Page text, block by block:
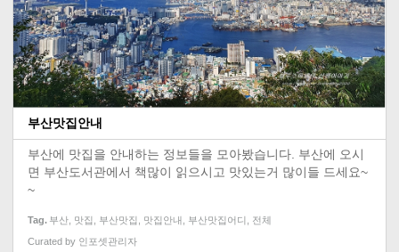
부산맛집안내
부산에 맛집을 안내하는 정보들을 모아봤습니다. 부산에 오시
면 부산도서관에서 책많이 읽으시고 맛있는거 많이들 드세요~
~
Tag 부산, 맛집 , 부산맛집 , 맛집안내 , 부산맛집어디 , 전체
Curated by 인포셋관리자